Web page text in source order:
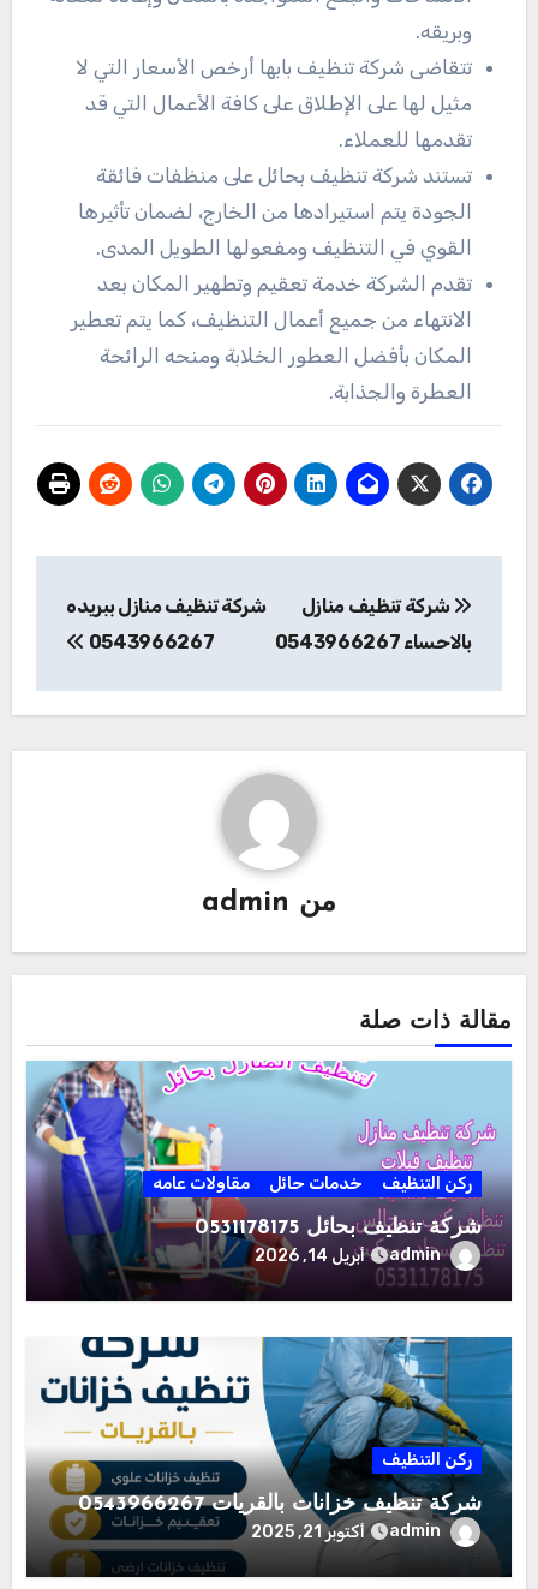
وبريقه.
تتقاضى شركة تنظيف بابها أرخص الأسعار التي لا
مثيل لها على الإطلاق على كافة الأعمال التي قد
تقدمها للعملاء.
تستند شركة تنظيف بحائل على منظفات فائقة
الجودة يتم استيرادها من الخارج، لضمان تأثيرها
القوي في التنظيف ومفعولها الطويل المدى.
تقدم الشركة خدمة تعقيم وتطهير المكان بعد
الانتهاء من جميع أعمال التنظيف، كما يتم تعطير
المكان بأفضل العطور الخلابة ومنحه الرائحة
العطرة والجذابة.
المقالات
شركة تنظيف منازل
بالاحساء 0543966267
شركة تنظيف منازل ببريده
0543966267
من admin
مقالة ذات صلة
ركن التنظيف خدمات حائل مقاولات عامه
شركة تنظيف بحائل 0531178175
admin أبريل 14, 2026
ركن التنظيف
شركة تنظيف خزانات بالقريات 0543966267
admin أكتوبر 21, 2025